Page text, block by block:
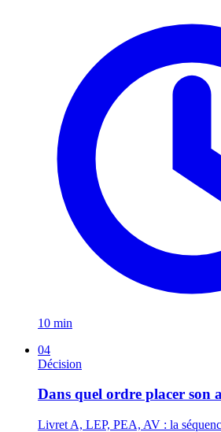
10 min
04
Décision
Dans quel ordre placer son
Livret A, LEP, PEA, AV : la